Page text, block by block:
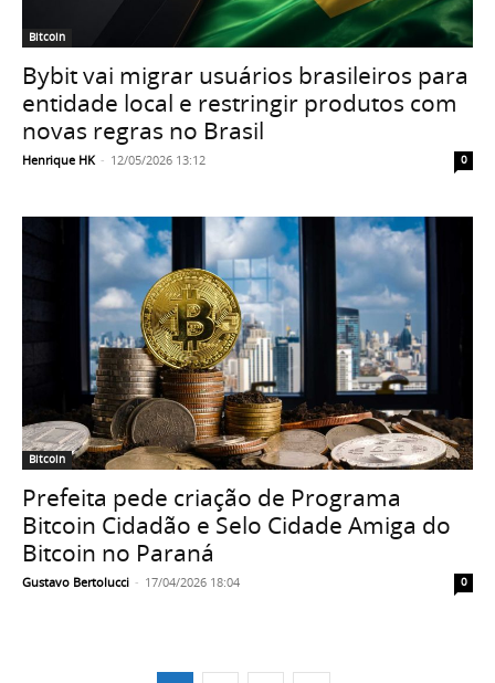
Bitcoin
Bybit vai migrar usuários brasileiros para
entidade local e restringir produtos com
novas regras no Brasil
Henrique HK - 12/05/2026 13:12 0
Bitcoin
Prefeita pede criação de Programa
Bitcoin Cidadão e Selo Cidade Amiga do
Bitcoin no Paraná
Gustavo Bertolucci - 17/04/2026 18:04 0